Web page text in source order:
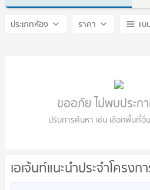
รามคำแหง 27
ประเภทห้อง ราคา
แบ
ขออภัย ไม่พบประ
ปรับการค้นหา เช่น เลือกพื้นที่อื่
เอเจ้นท์แนะนำประจำโครงก